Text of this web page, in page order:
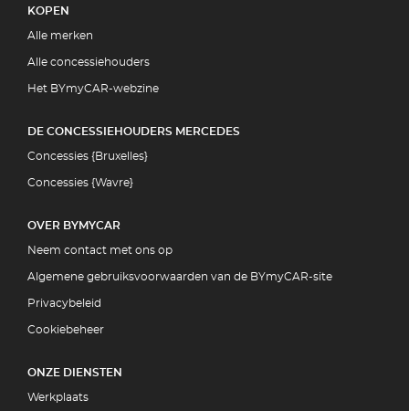
KOPEN
Alle merken
Alle concessiehouders
Het BYmyCAR-webzine
DE CONCESSIEHOUDERS MERCEDES
Concessies {Bruxelles}
Concessies {Wavre}
OVER BYMYCAR
Neem contact met ons op
Algemene gebruiksvoorwaarden van de BYmyCAR-site
Privacybeleid
Cookiebeheer
ONZE DIENSTEN
Werkplaats